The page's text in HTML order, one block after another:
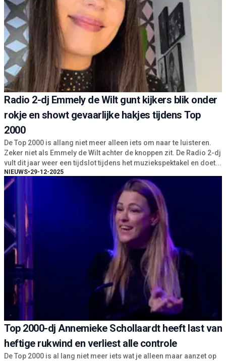
Radio 2-dj Emmely de Wilt gunt kijkers blik onder
rokje en showt gevaarlijke hakjes tijdens Top
2000
De Top 2000 is allang niet meer alleen iets om naar te luisteren.
Zeker niet als Emmely de Wilt achter de knoppen zit. De Radio 2-dj
vult dit jaar weer een tijdslot tijdens het muziekspektakel en doet...
NIEUWS•29-12-2025
Top 2000-dj Annemieke Schollaardt heeft last van
heftige rukwind en verliest alle controle
De Top 2000 is al lang niet meer iets wat je alleen maar aanzet op